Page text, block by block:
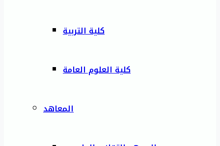
كلية التربية
كلية العلوم العامة
المعاهد